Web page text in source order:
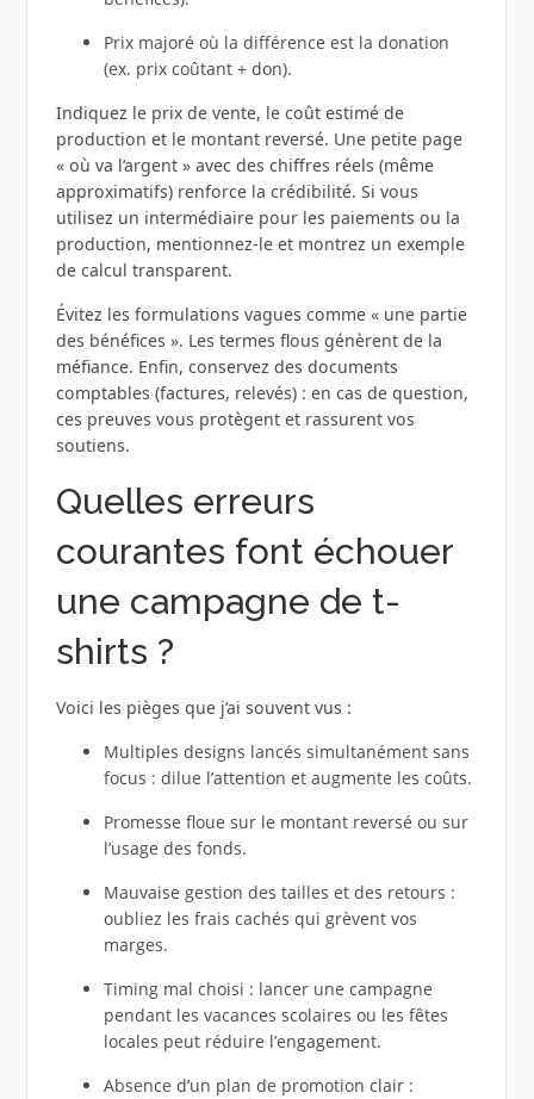
Prix majoré où la différence est la donation
(ex. prix coûtant + don).
Indiquez le prix de vente, le coût estimé de
production et le montant reversé. Une petite page
« où va l’argent » avec des chiffres réels (même
approximatifs) renforce la crédibilité. Si vous
utilisez un intermédiaire pour les paiements ou la
production, mentionnez-le et montrez un exemple
de calcul transparent.
Évitez les formulations vagues comme « une partie
des bénéfices ». Les termes flous génèrent de la
méfiance. Enfin, conservez des documents
comptables (factures, relevés) : en cas de question,
ces preuves vous protègent et rassurent vos
soutiens.
Quelles erreurs
courantes font échouer
une campagne de t-
shirts ?
Voici les pièges que j’ai souvent vus :
Multiples designs lancés simultanément sans
focus : dilue l’attention et augmente les coûts.
Promesse floue sur le montant reversé ou sur
l’usage des fonds.
Mauvaise gestion des tailles et des retours :
oubliez les frais cachés qui grèvent vos
marges.
Timing mal choisi : lancer une campagne
pendant les vacances scolaires ou les fêtes
locales peut réduire l’engagement.
Absence d’un plan de promotion clair :